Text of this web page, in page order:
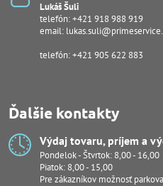
Lukáš Šuli
telefón:+421 918 988 919
email:
telefón: +421 905 622 883
Ďalšie kontakty
Výdaj tovaru, príjem a
Pondelok - Štvrtok: 8,00 - 16,00
Piatok: 8,00 - 15,00
Pre zákazníkov možnosť